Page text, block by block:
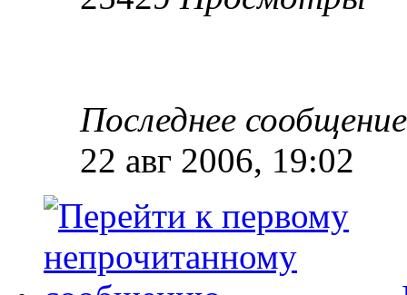
Последнее
22 авг 2006, 19:02